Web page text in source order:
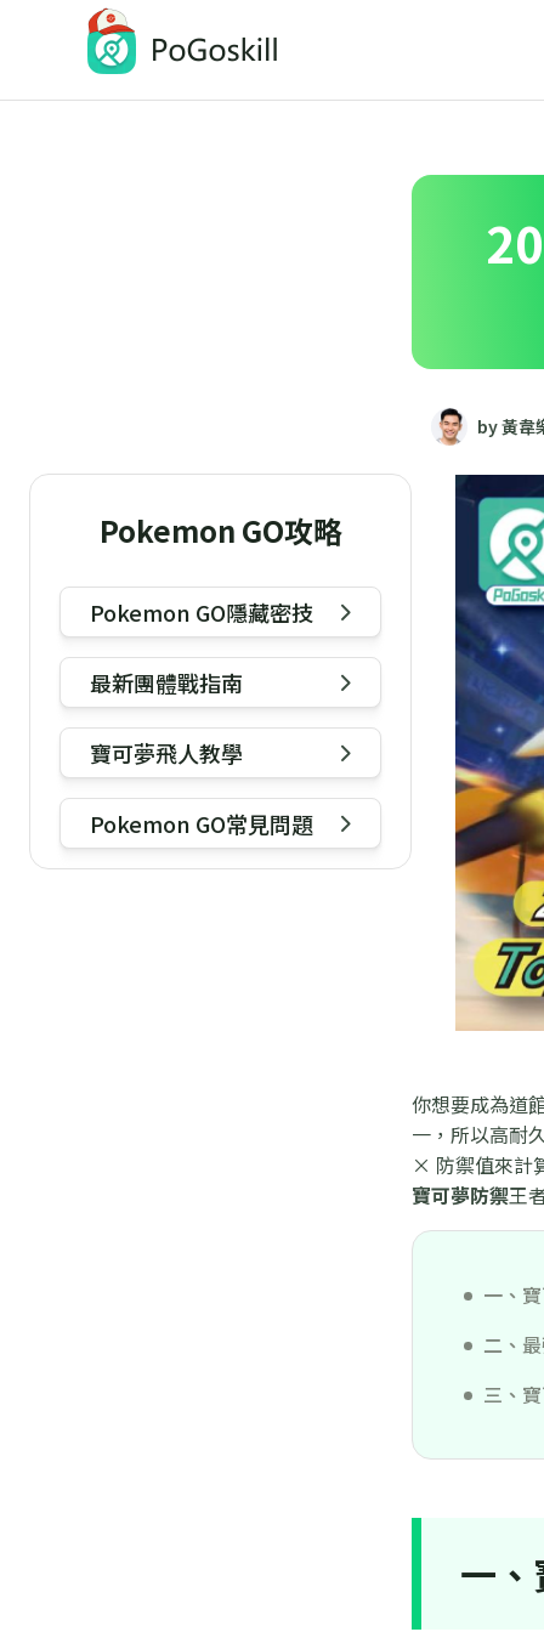
PoGoskill-Pokemon Go定位修改工具
Pokemon GO攻略
Pokemon GO隱藏密技
最新團體戰指南
寶可夢飛人教學
Pokemon GO常見問題
by 黃韋
你想要成為道
一，所以高耐
× 防禦值來計
寶可夢防禦王
一、
二、
三、
一